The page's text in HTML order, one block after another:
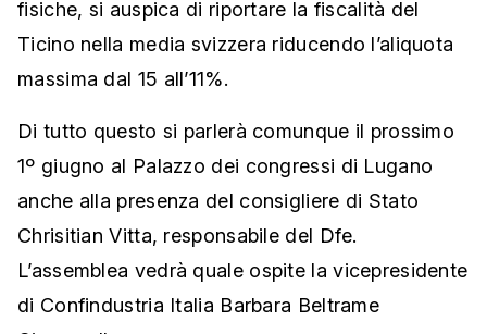
fisiche, si auspica di riportare la fiscalità del
Ticino nella media svizzera riducendo l’aliquota
massima dal 15 all’11%.
Di tutto questo si parlerà comunque il prossimo
1º giugno al Palazzo dei congressi di Lugano
anche alla presenza del consigliere di Stato
Chrisitian Vitta, responsabile del Dfe.
L’assemblea vedrà quale ospite la vicepresidente
di Confindustria Italia Barbara Beltrame